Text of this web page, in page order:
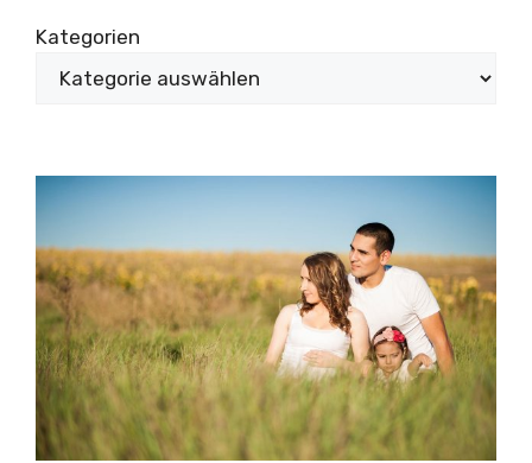
Kategorien